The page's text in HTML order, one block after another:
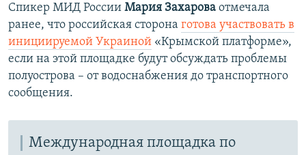
Спикер МИД России Мария Захарова отмечала
ранее, что российская сторона готова участвовать в
инициируемой Украиной «Крымской платформе»,
если на этой площадке будут обсуждать проблемы
полуострова – от водоснабжения до транспортного
сообщения.
Международная площадка по